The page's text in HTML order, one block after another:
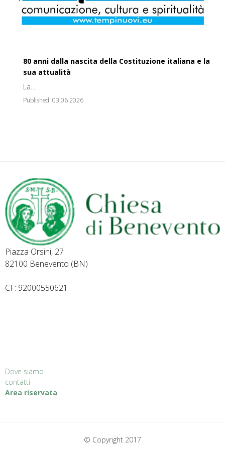
80 anni dalla nascita della Costituzione italiana e la
sua attualità
La...
Published: 03 06 2026
Piazza Orsini, 27
82100 Benevento (BN)
CF: 92000550621
Dove siamo
contatti
Area riservata
© Copyright 2017